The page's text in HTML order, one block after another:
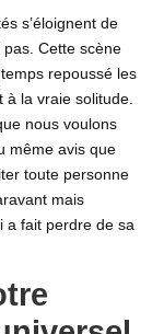
s’éloignent de
Cette scène
repoussé les
à la vraie solitude.
nous voulons
même avis que
toute personne
mais
a fait perdre de sa